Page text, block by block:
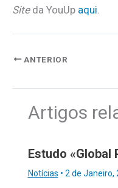
Siteda YouUp aqui
ANTERIOR
Artigos
Estudo «Global
Notícias • 2 de Janeiro,